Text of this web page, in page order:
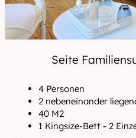
Seite
4 Personen
2 nebeneinander
40 M2
1 Kingsize-Bett - 2